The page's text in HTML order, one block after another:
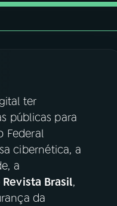
ter
públicas para
Federal
cibernética, a
a
Revista Brasil,
da